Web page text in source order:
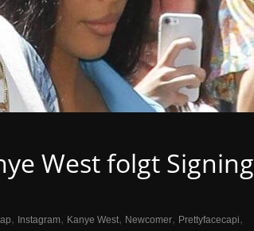
West folgt Signing
, Instagram, Kanye West, Newcomer, Prettyfacecapi,